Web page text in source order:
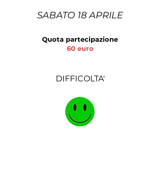
SABATO 18 APRILE
Quota partecipazione
60 euro
DIFFICOLTA'